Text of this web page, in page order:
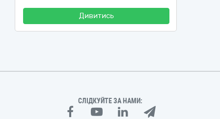
Дивитись
СЛІДКУЙТЕ ЗА НАМИ: